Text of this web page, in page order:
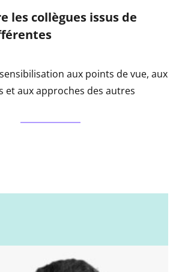
les collègues issus de
aux points de vue, aux
et aux approches des autres